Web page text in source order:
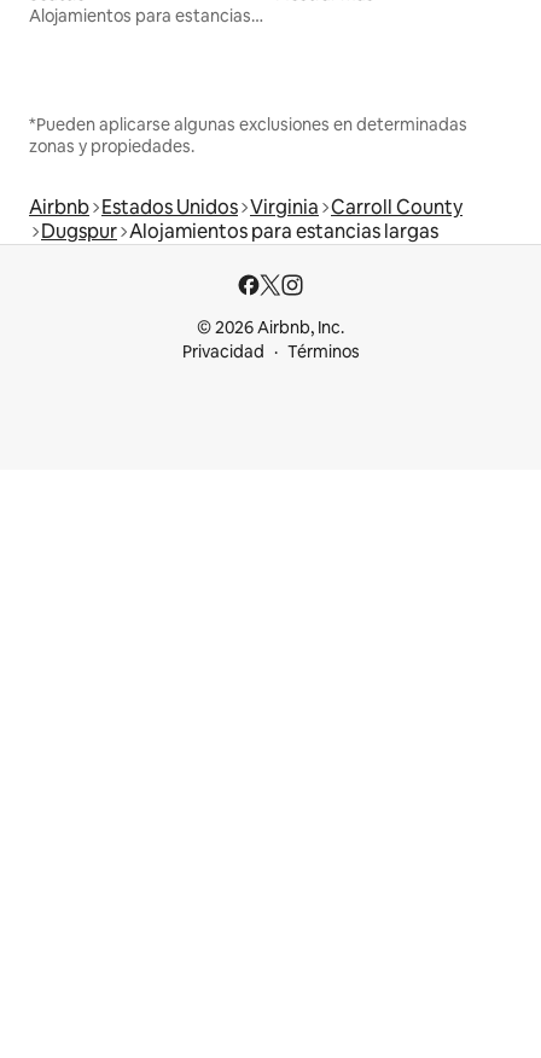
Alojamientos para estancias largas
*Pueden aplicarse algunas exclusiones en determinadas
zonas y propiedades.
Airbnb Estados Unidos Virginia Carroll County
Dugspur Alojamientos para estancias largas
© 2026 Airbnb, Inc.
Privacidad
Términos